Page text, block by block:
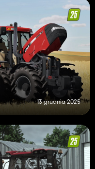
13 grudnia 2025